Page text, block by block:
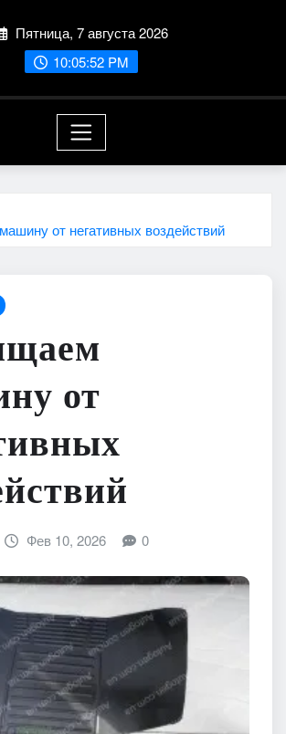
Пятница, 7 августа 2026
10:05:52 PM
от негативных воздействий
от
Фев 10, 2026 0